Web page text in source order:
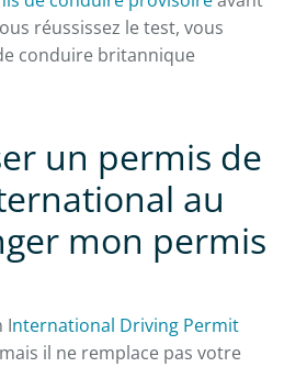
réussissez le test, vous
conduire britannique
un permis de
au
mon permis
International Driving Permit
il ne remplace pas votre